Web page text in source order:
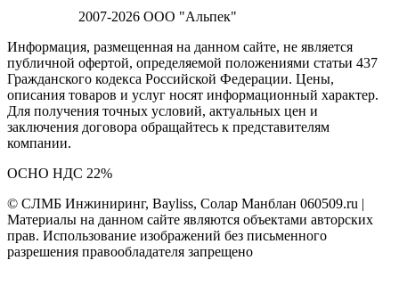
2007-2026 ООО "Альпек"
Информация, размещенная на данном сайте, не является
публичной офертой, определяемой положениями статьи 437
Гражданского кодекса Российской Федерации. Цены,
описания товаров и услуг носят информационный характер.
Для получения точных условий, актуальных цен и
заключения договора обращайтесь к представителям
компании.
ОСНО НДС 22%
© СЛМБ Инжиниринг, Bayliss, Солар Манблан 060509.ru |
Материалы на данном сайте являются объектами авторских
прав. Использование изображений без письменного
разрешения правообладателя запрещено